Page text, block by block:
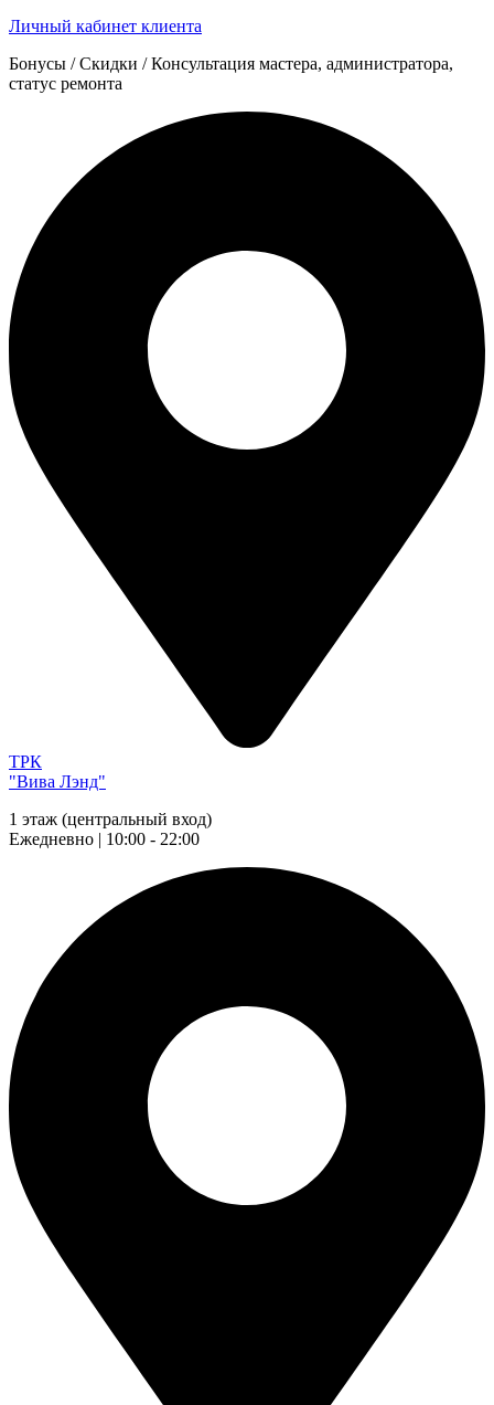
Личный кабинет клиента
Бонусы / Скидки / Консультация мастера, администратора,
статус ремонта
ТРК
"Вива Лэнд"
1 этаж (центральный вход)
Ежедневно | 10:00 - 22:00